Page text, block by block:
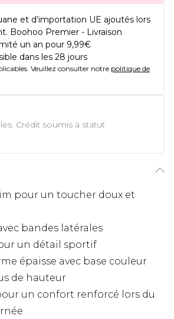
et d’importation UE ajoutés lors
Boohoo Premier - Livraison
un an pour 9,99€
dans les 28 jours
Veuillez consulter notre politique de
Crédit soumis à statut
pour un toucher doux et
bandes latérales
un détail sportif
épaisse avec base couleur
de hauteur
un confort renforcé lors du